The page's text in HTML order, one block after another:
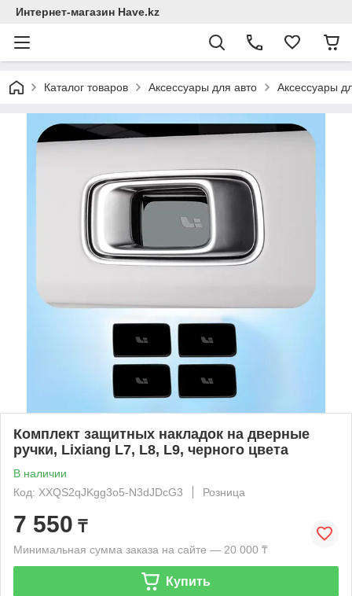
Интернет-магазин Have.kz
Каталог товаров Аксессуары для авто Аксессуары
Комплект защитных накладок на дверные
ручки, Lixiang L7, L8, L9, черного цвета
В наличии
Код: XXQS2qJKgg3o5-N3dJDcG3
Розница
7 550 ₸
Минимальная сумма заказа на сайте — 20 000 ₸
Купить